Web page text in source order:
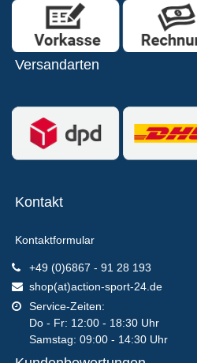
Versandarten
Kontakt
Kontaktformular
+49 (0)6867 - 91 28 193
shop(at)action-sport-24.de
Service-Zeiten:
Do - Fr: 12:00 - 18:30 Uhr
Samstag: 09:00 - 14:30 Uhr